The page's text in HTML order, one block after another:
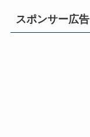
スポンサー広告